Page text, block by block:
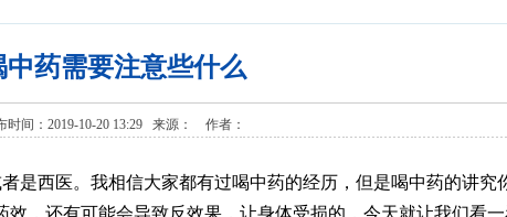
中药需要注意些什么
时间：2019-10-20 13:29 来源： 作者：
是西医。我相信大家都有过喝中药的经历，但是喝中药的讲究
效，还有可能会导致反效果，让身体受损的，今天就让我们看